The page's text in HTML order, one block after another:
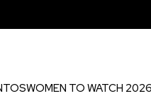
WOMEN TO WATCH 2026